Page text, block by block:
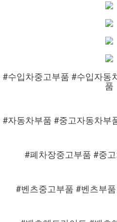
#수입차중고부품 #수입자동
품
#자동차부품 #중고자동차부
#폐차장중고부품 #중
#벤츠중고부품 #벤츠부